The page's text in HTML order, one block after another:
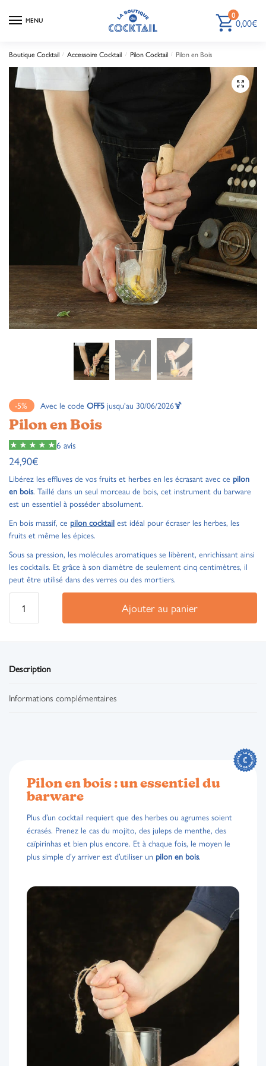
MENU 0
0,00€
Boutique Cocktail / Accessoire Cocktail / Pilon Cocktail / Pilon en Bois
🔍
-5% Avec le code OFF5 jusqu'au 30/06/2026🍹
Pilon en Bois
6 avis
24,90€
Libérez les effluves de vos fruits et herbes en les écrasant avec ce pilon
en bois. Taillé dans un seul morceau de bois, cet instrument du barware
est un essentiel à posséder absolument.
En bois massif, ce pilon cocktail est idéal pour écraser les herbes, les
fruits et même les épices.
Sous sa pression, les molécules aromatiques se libèrent, enrichissant ainsi
les cocktails. Et grâce à son diamètre de seulement cinq centimètres, il
peut être utilisé dans des verres ou des mortiers.
Ajouter au panier
Description
Informations complémentaires
Pilon en bois : un essentiel du
barware
Plus d’un cocktail requiert que des herbes ou agrumes soient
écrasés. Prenez le cas du mojito, des juleps de menthe, des
caïpirinhas et bien plus encore. Et à chaque fois, le moyen le
plus simple d’y arriver est d’utiliser un pilon en bois.